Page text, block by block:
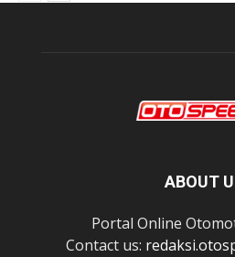
ABOUT
Portal Online
Contact us: